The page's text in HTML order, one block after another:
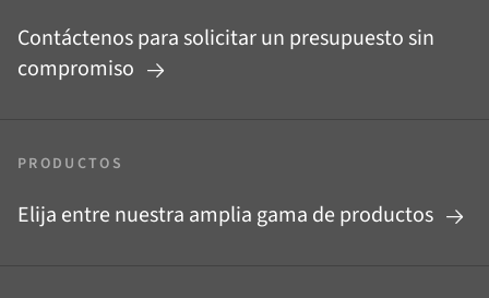
Contáctenos para solicitar un presupuesto sin
compromiso
PRODUCTOS
Elija entre nuestra amplia gama de productos